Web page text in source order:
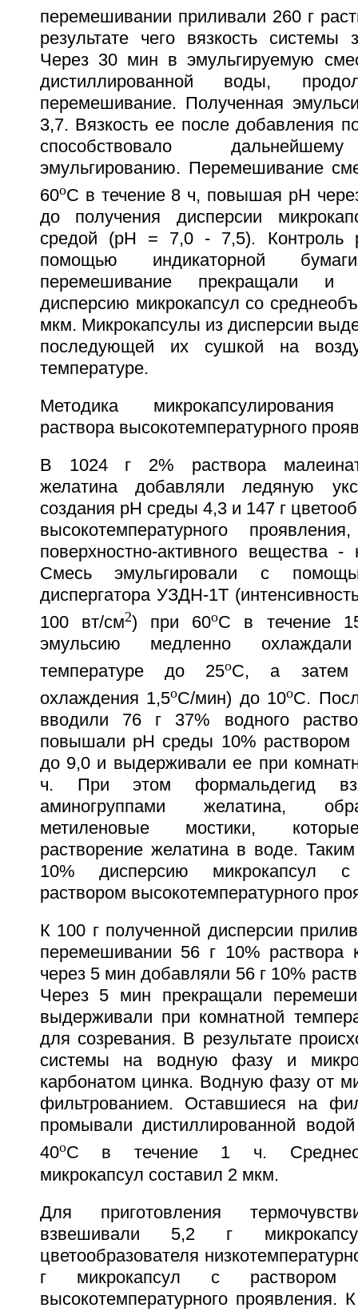
перемешивании приливали 260 г
результате чего вязкость системы
Через 30 мин в эмульгируемую
дистиллированной воды,
перемешивание. Полученная
3,7. Вязкость ее после добавления
способствовало
эмульгированию. Перемешивание
60oC в течение 8 ч, повышая pH
до получения дисперсии
средой (pH = 7,0 - 7,5). Контроль
помощью индикаторной
перемешивание прекращали и
дисперсию микрокапсул со
мкм. Микрокапсулы из дисперсии
последующей их сушкой на
температуре.
Методика микрокапсулирования
раствора высокотемпературного
В 1024 г 2% раствора
желатина добавляли ледяную
создания pH среды 4,3 и 147 г
высокотемпературного
поверхностно-активного вещества
Смесь эмульгировали с
диспергатора УЗДН-1Т
100 вт/см2) при 60oC в течение
эмульсию медленно
температуре до 25oC, а затем
охлаждения 1,5oC/мин) до 10oC.
вводили 76 г 37% водного
повышали pH среды 10% раствором
до 9,0 и выдерживали ее при
ч. При этом формальдегид
аминогруппами желатина,
метиленовые мостики,
растворение желатина в воде.
10% дисперсию микрокапсул с
раствором высокотемпературного
К 100 г полученной дисперсии
перемешивании 56 г 10% раствора
через 5 мин добавляли 56 г 10%
Через 5 мин прекращали
выдерживали при комнатной
для созревания. В результате
системы на водную фазу и
карбонатом цинка. Водную фазу от
фильтрованием. Оставшиеся на
промывали дистиллированной
40oC в течение 1 ч.
микрокапсул составил 2 мкм.
Для приготовления
взвешивали 5,2 г
цветообразователя
г микрокапсул с раствором
высокотемпературного